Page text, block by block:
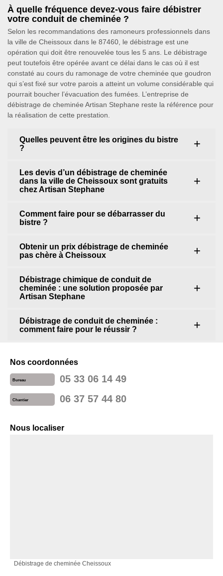
À quelle fréquence devez-vous faire débistrer
votre conduit de cheminée ?
Selon les recommandations des ramoneurs professionnels dans
la ville de Cheissoux dans le 87460, le débistrage est une
opération qui doit être renouvelée tous les 5 ans. Le débistrage
peut toutefois être opérée avant ce délai dans le cas où il est
constaté au cours du ramonage de votre cheminée que goudron
qui s’est fixé sur votre parois a atteint un volume considérable qui
pourrait boucher l’évacuation des fumées. L’entreprise de
débistrage de cheminée Artisan Stephane reste la référence pour
la réalisation de cette prestation.
Quelles peuvent être les origines du bistre
?
Les devis d’un débistrage de cheminée
dans la ville de Cheissoux sont gratuits
chez Artisan Stephane
Comment faire pour se débarrasser du
bistre ?
Obtenir un prix débistrage de cheminée
pas chère à Cheissoux
Débistrage chimique de conduit de
cheminée : une solution proposée par
Artisan Stephane
Débistrage de conduit de cheminée :
comment faire pour le réussir ?
Nos coordonnées
Bureau 05 33 06 14 49
Chantier 06 37 57 44 80
Nous localiser
Débistrage de cheminée Cheissoux